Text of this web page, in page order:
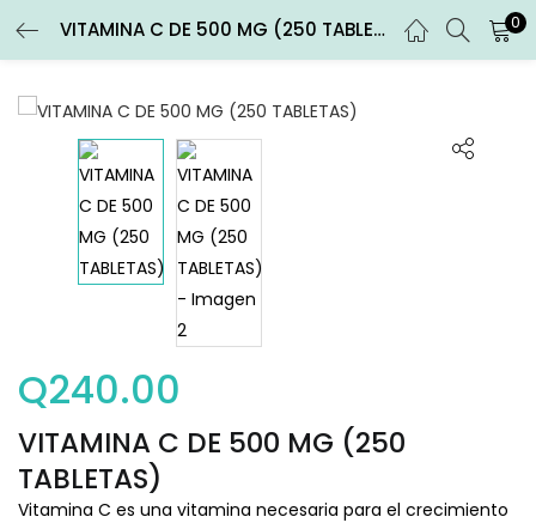
VITAMINA C DE 500 MG (250 TABLETAS) 0
VITAMINA C DE 500 MG (250
TABLETAS)
Q240.00
Vitamina C es una vitamina necesaria para el crecimiento
ENTRAR REGISTRARSE
Introduce tu nombre de usuario y contraseña para iniciar
¿Contraseña perdida?